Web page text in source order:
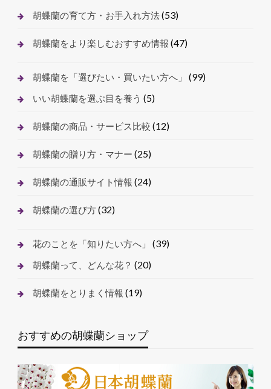
胡蝶蘭の育て方・お手入れ方法(53)
胡蝶蘭をより楽しむおすすめ情報 (47)
胡蝶蘭を「選びたい・買いたい方へ」 (99)
いい胡蝶蘭を選ぶ目を養う (5)
胡蝶蘭の商品・サービス比較 (12)
胡蝶蘭の贈り方・マナー (25)
胡蝶蘭の通販サイト情報 (24)
胡蝶蘭の選び方(32)
花のことを「知りたい方へ」 (39)
胡蝶蘭って、どんな花？ (20)
胡蝶蘭をとりまく情報 (19)
おすすめの胡蝶蘭ショップ